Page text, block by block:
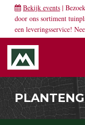
Bekijk events |
door ons sortiment
een leveringsservice!